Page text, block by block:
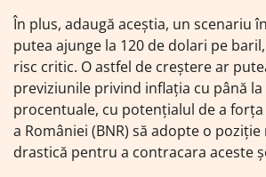
În plus, adaugă aceștia, un scenariu
putea ajunge la 120 de dolari pe
risc critic. O astfel de creștere ar
previziunile privind inflația cu până
procentuale, cu potențialul de a forța
a României (BNR) să adopte o
drastică pentru a contracara aceste